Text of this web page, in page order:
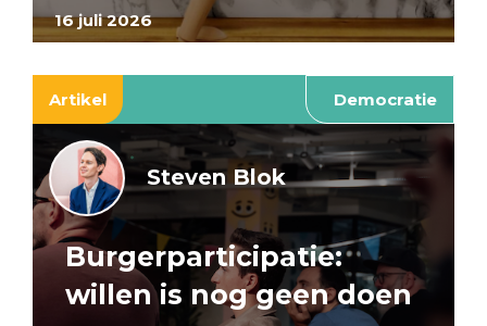
16 juli 2026
Artikel Democratie
Steven Blok
Burgerparticipatie:
willen is nog geen doen